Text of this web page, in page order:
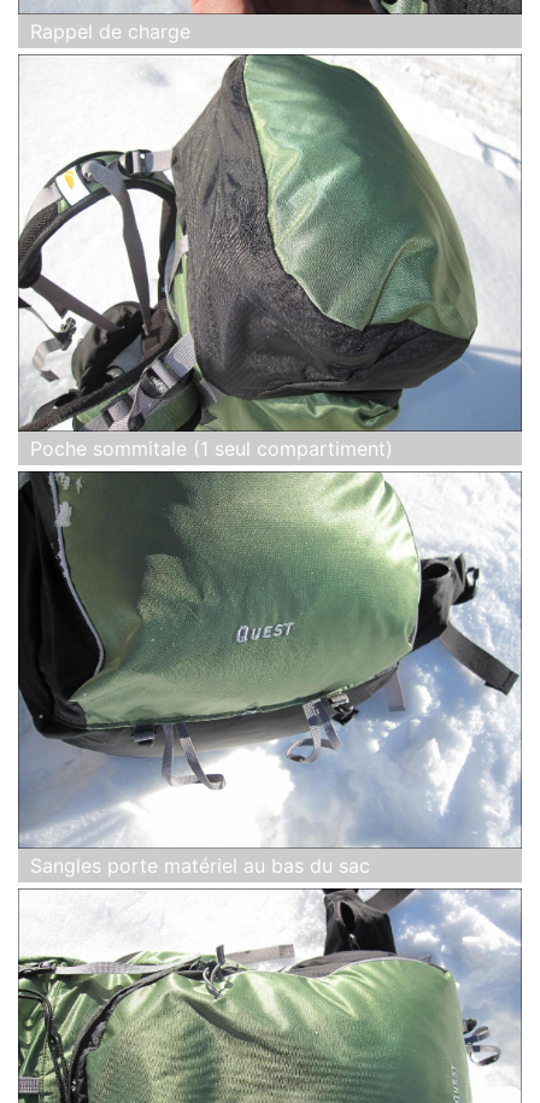
Rappel de charge
Poche sommitale (1 seul compartiment)
Sangles porte matériel au bas du sac